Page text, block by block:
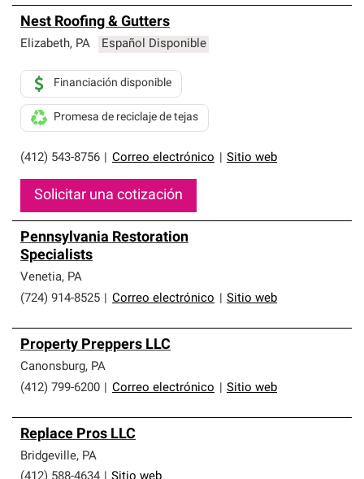
Nest Roofing & Gutters
Elizabeth, PA Español Disponible
(412) 543-8756 Correo electrónico Sitio web
Financiación disponible
Promesa de reciclaje de tejas
Solicitar una cotización
Pennsylvania Restoration
Specialists
Venetia, PA
(724) 914-8525
Correo electrónico Sitio web
Property Preppers LLC
Canonsburg, PA
(412) 799-6200
Correo electrónico Sitio web
Replace Pros LLC
Bridgeville, PA